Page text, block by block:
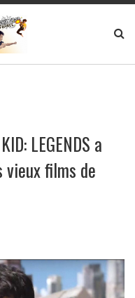
LEGENDS a
vieux films de